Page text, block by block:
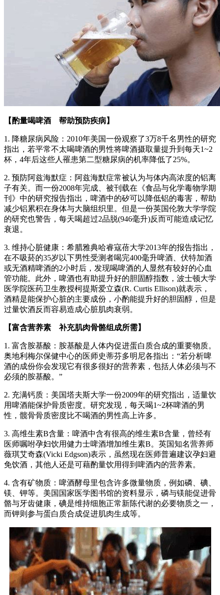
【酌量喝啤酒 帮助预防疾病】
1. 降糖尿病风险：2010年美国一份观察了3万8千名男性的研究
指出，若平常不太喝啤酒的男性将啤酒摄取量提升到每天1~2
杯，4年后这些人罹患第二型糖尿病的机率降低了25%。
2. 预防阿兹海默症：阿兹海默症常被认为与体内高浓度的铝离
子有关。而一份2008年完成、被刊载在《食品与化学毒物学期
刊》中的研究报告指出，啤酒中的矽可以降低铝的毒害，帮助
减少铝累积在身体与大脑组织里。但是一份英国伦敦大学学院
的研究也警告，每天喝超过2品脱(946毫升)反而可能造成记忆
衰退。
3. 维持心脏健康：希腊雅典哈睿寇蓓大学2013年的报告指出，
在不吸菸的35岁以下男性受测者喝完400毫升啤酒、伏特加酒
或无酒精啤酒的2小时后，发现喝啤酒的人显然有较好的心血
管功能。此外，啤酒也有助提升好的胆固醇指数，波士顿大学
医学院医药卫生教授柯提斯爱立森(R. Curtis Ellison)就表示，
酒精是能保护心脏的主要成份，小酌能提升好的胆固醇，但是
过量饮酒反而容易造成心脏肌肉衰弱。
【富含营养素 补充肌肉骨骼组成所需】
1. 富含胺基酸：胺基酸是人体内促进蛋白质合成的重要物质。
奥地利梅尔保健中心的医师史蒂芬多明尼各指出：“若分析啤
酒的成份你会发现它有很多很好的营养素，包括人体必须与不
必须的胺基酸。”
2. 充满钙质：美国塔夫斯大学一份2009年的研究指出，适量饮
用啤酒能保护骨质密度。研究发现，每天喝1~2杯啤酒的男
性，髋骨骨质密度比不喝酒的男性高上许多。
3. 高维生素B含量：啤酒中含有很高的维生素B含量，曾经有
医师嘱咐孕妇饮用健力士啤酒增加维生素B。英国知名营养师
薇琪艾奇森(Vicki Edgson)表示，虽然现在医师普遍建议孕妇避
免饮酒，其他人还是可藉酌量饮用得到啤酒内的营养素。
4. 含有矿物质：啤酒酵母里包含许多微量物质，例如磷、碘、
镁、钾等。美国国家医学图书馆的资料显示，磷与镁能促进骨
骼与牙齿健康，碘是维持细胞正常新陈代谢的必要物质之一，
而钾则参与蛋白质合成促进肌肉生成等。